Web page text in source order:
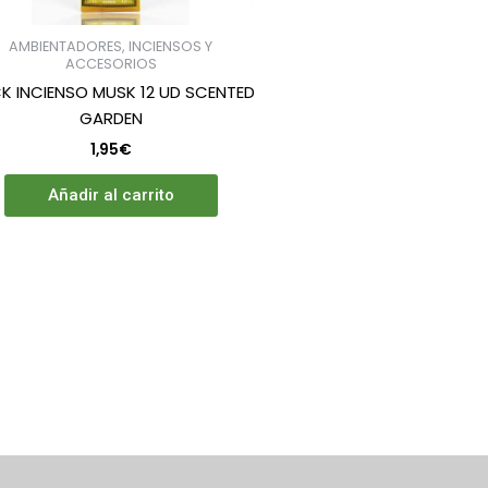
AMBIENTADORES, INCIENSOS Y
ACCESORIOS
INCIENSO MUSK 12 UD SCENTED
GARDEN
1,95€
Añadir al carrito